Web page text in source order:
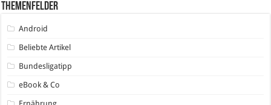
Themenfelder
Android
Beliebte Artikel
Bundesligatipp
eBook & Co